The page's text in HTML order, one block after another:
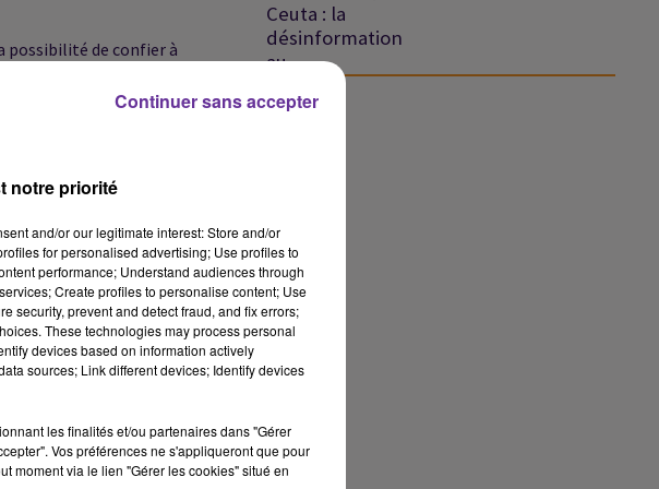
possibilité de confier à
entre Israël et le
son futur rôle au
et des
Il plaide pour une
la stabilité du Liban et
front de confrontation.
Ceuta : la
désinformation
au...
notre priorité
and/or our legitimate interest: Store and/or
for personalised advertising; Use profiles to
performance; Understand audiences through
Create profiles to personalise content; Use
security, prevent and detect fraud, and fix errors;
These technologies may process personal
devices based on information actively
sources; Link different devices; Identify devices
les finalités et/ou partenaires dans "Gérer
Vos préférences ne s'appliqueront que pour
moment via le lien "Gérer les cookies" situé en
Continuer sans accepter